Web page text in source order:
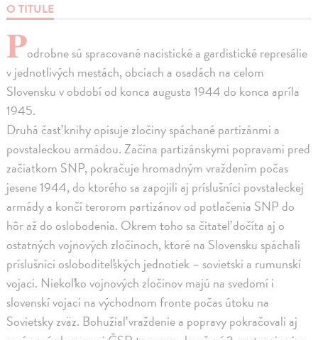
O TITULE
Podrobne sú spracované nacistické a gardistické represálie
v jednotlivých mestách, obciach a osadách na celom
Slovensku v období od konca augusta 1944 do konca apríla
1945.
Druhá časť knihy opisuje zločiny spáchané partizánmi a
povstaleckou armádou. Začína partizánskymi popravami pred
začiatkom SNP, pokračuje hromadným vraždením počas
jesene 1944, do ktorého sa zapojili aj príslušníci povstaleckej
armády a končí terorom partizánov od potlačenia SNP do
hôr až do oslobodenia. Okrem toho sa čitateľ dočíta aj o
ostatných vojnových zločinoch, ktoré na Slovensku spáchali
príslušníci osloboditeľských jednotiek – sovietski a rumunskí
vojaci. Niekoľko vojnových zločinov majú na svedomí i
slovenskí vojaci na východnom fronte počas útoku na
Sovietsky zväz. Bohužiaľ vraždenie a popravy pokračovali aj